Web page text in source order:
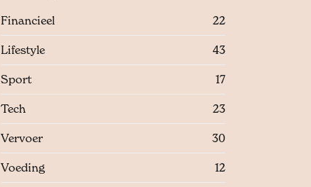
Financieel 22
Lifestyle 43
Sport 17
Tech 23
Vervoer 30
Voeding 12